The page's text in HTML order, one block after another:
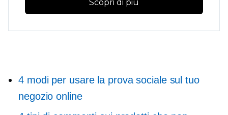
Scopri di più
4 modi per usare la prova sociale sul tuo
negozio online